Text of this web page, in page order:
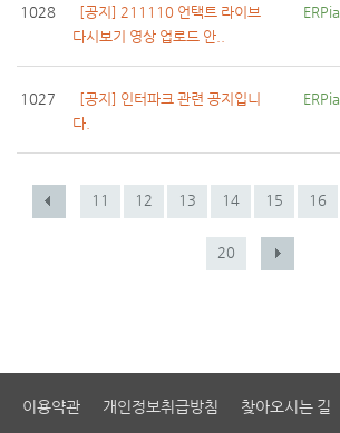
1028
[공지] 211110 언택트 라이브
다시보기 영상 업로드 안..
ERPia
1027
[공지] 인터파크 관련 공지입니
다.
ERPia
11 12 13 14 15 16
20
이용약관 개인정보취급방침 찾아오시는 길